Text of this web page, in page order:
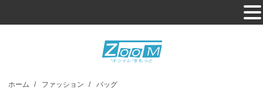
ホーム / ファッション / バッグ